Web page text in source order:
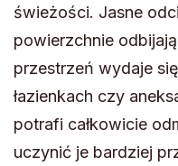
świeżości. Jasne
powierzchnie
przestrzeń wydaje
łazienkach czy
potrafi całkowicie
uczynić je bardziej